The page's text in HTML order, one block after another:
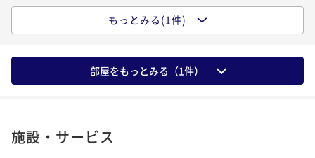
【ベーシックレート】ビジネスラウンジ利用＆無料軽
朝食“N's MORNING”付き
現地決済可 事前決済可
IN 15:00 - 26:00 OUT11:00
もっとみる(1件)
部屋をもっとみる（1件）
施設・サービス